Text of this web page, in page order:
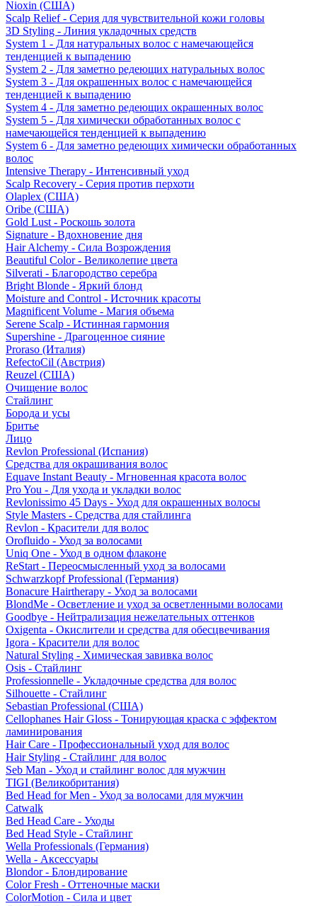
Nioxin (США)
Scalp Relief - Серия для чувствительной кожи головы
3D Styling - Линия укладочных средств
System 1 - Для натуральных волос с намечающейся
тенденцией к выпадению
System 2 - Для заметно редеющих натуральных волос
System 3 - Для окрашенных волос с намечающейся
тенденцией к выпадению
System 4 - Для заметно редеющих окрашенных волос
System 5 - Для химически обработанных волос с
намечающейся тенденцией к выпадению
System 6 - Для заметно редеющих химически обработанных
волос
Intensive Therapy - Интенсивный уход
Scalp Recovery - Серия против перхоти
Olaplex (США)
Oribe (США)
Gold Lust - Роскошь золота
Signature - Вдохновение дня
Hair Alchemy - Сила Возрождения
Beautiful Color - Великолепие цвета
Silverati - Благородство серебра
Bright Blonde - Яркий блонд
Moisture and Control - Источник красоты
Magnificent Volume - Магия объема
Serene Scalp - Истинная гармония
Supershine - Драгоценное сияние
Proraso (Италия)
RefectoCil (Австрия)
Reuzel (США)
Очищение волос
Стайлинг
Борода и усы
Бритье
Лицо
Revlon Professional (Испания)
Средства для окрашивания волос
Equave Instant Beauty - Мгновенная красота волос
Pro You - Для ухода и укладки волос
Revlonissimo 45 Days - Уход для окрашенных волосы
Style Masters - Средства для стайлинга
Revlon - Красители для волос
Orofluido - Уход за волосами
Uniq One - Уход в одном флаконе
ReStart - Переосмысленный уход за волосами
Schwarzkopf Professional (Германия)
Bonacure Hairtherapy - Уход за волосами
BlondMe - Осветление и уход за осветленными волосами
Goodbye - Нейтрализация нежелательных оттенков
Oxigenta - Окислители и средства для обесцвечивания
Igora - Красители для волос
Natural Styling - Химическая завивка волос
Osis - Стайлинг
Professionnelle - Укладочные средства для волос
Silhouette - Стайлинг
Sebastian Professional (США)
Cellophanes Hair Gloss - Тонирующая краска с эффектом
ламинирования
Hair Care - Профессиональный уход для волос
Hair Styling - Стайлинг для волос
Seb Man - Уход и стайлинг волос для мужчин
TIGI (Великобритания)
Bed Head for Men - Уход за волосами для мужчин
Catwalk
Bed Head Care - Уходы
Bed Head Style - Стайлинг
Wella Professionals (Германия)
Wella - Аксессуары
Blondor - Блондирование
Color Fresh - Оттеночные маски
ColorMotion - Сила и цвет